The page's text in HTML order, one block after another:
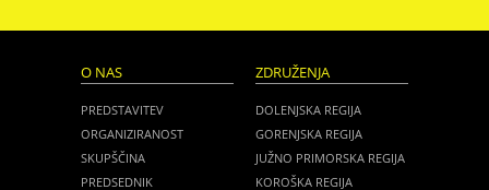
O NAS
PREDSTAVITEV
ORGANIZIRANOST
SKUPŠČINA
PREDSEDNIK
ZDRUŽENJA
DOLENJSKA REGIJA
GORENJSKA REGIJA
JUŽNO PRIMORSKA REGIJA
KOROŠKA REGIJA